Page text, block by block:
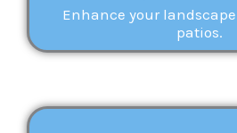
Enhance your
patios.